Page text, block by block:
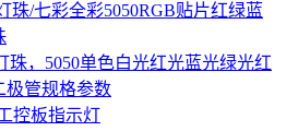
珠/七彩全彩5050RGB贴片红绿蓝
珠，5050单色白光红光蓝光绿光红
极管规格参数
控板指示灯